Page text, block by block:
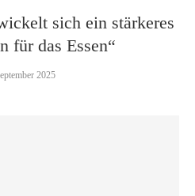
sich ein stärkeres
für das Essen“
2025